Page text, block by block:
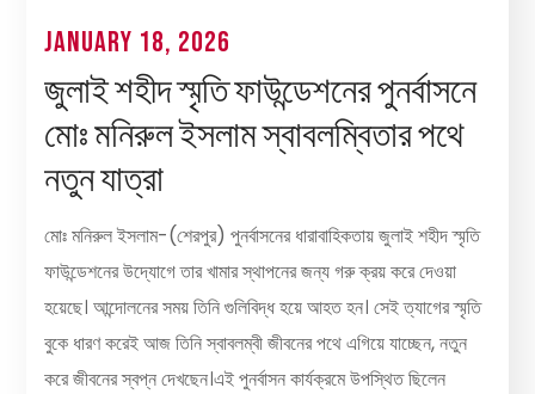
January 18, 2026
জুলাই শহীদ স্মৃতি ফাউন্ডেশনের পুনর্বাসনে
মোঃ মনিরুল ইসলাম স্বাবলম্বিতার পথে
নতুন যাত্রা
মোঃ মনিরুল ইসলাম-(শেরপুর) পুনর্বাসনের ধারাবাহিকতায় জুলাই শহীদ স্মৃতি
ফাউন্ডেশনের উদ্যোগে তার খামার স্থাপনের জন্য গরু ক্রয় করে দেওয়া
হয়েছে। আন্দোলনের সময় তিনি গুলিবিদ্ধ হয়ে আহত হন। সেই ত্যাগের স্মৃতি
বুকে ধারণ করেই আজ তিনি স্বাবলম্বী জীবনের পথে এগিয়ে যাচ্ছেন, নতুন
করে জীবনের স্বপ্ন দেখছেন।এই পুনর্বাসন কার্যক্রমে উপস্থিত ছিলেন